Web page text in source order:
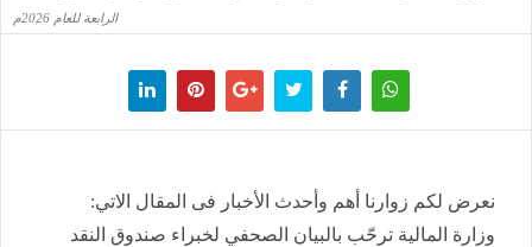
الرابعة للعام 2026م
نعرض لكم زوارنا أهم وأحدث الأخبار فى المقال الاتي:
وزارة المالية ترحّب بالبيان الصحفي لخبراء صندوق النقد